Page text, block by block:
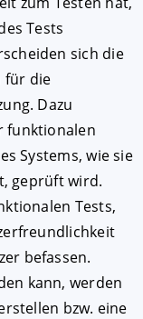
Tests
sich die
für die
Dazu
funktionalen
Systems, wie sie
geprüft wird.
Tests,
befassen.
kann, werden
bzw. eine